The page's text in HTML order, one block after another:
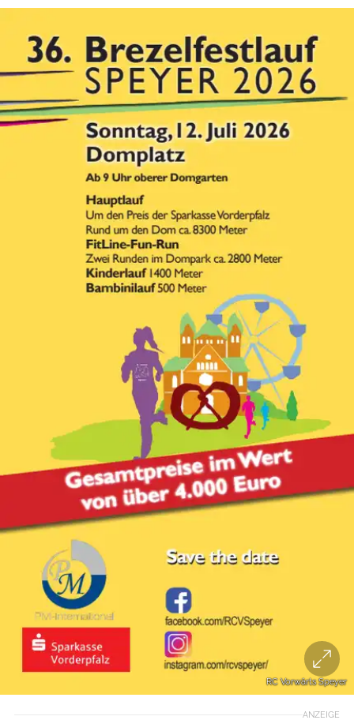
RC Vorwärts Speyer
ANZEIGE